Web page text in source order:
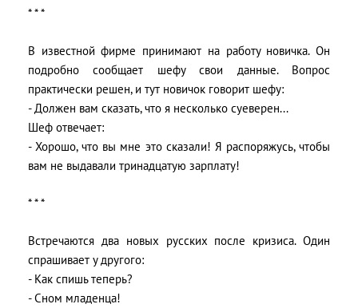
* * *
В известной фирме принимают на работу новичка. Он
подробно сообщает шефу свои данные. Вопрос
практически решен, и тут новичок говорит шефу:
- Должен вам сказать, что я несколько суеверен...
Шеф отвечает:
- Хорошо, что вы мне это сказали! Я распоряжусь, чтобы
вам не выдавали тринадцатую зарплату!
* * *
Встречаются два новых русских после кризиса. Один
спрашивает у другого:
- Как спишь теперь?
- Сном младенца!